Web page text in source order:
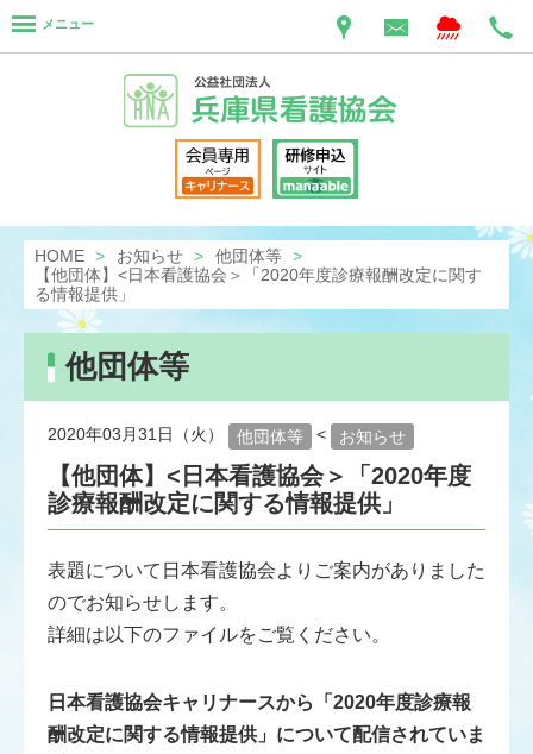
メニュー
HOME お知らせ
他団体等
【他団体】<日本看護協会＞「2020年度診療報酬改定に関す
る情報提供」
他団体等
2020年03月31日（火） 他団体等 < お知らせ
【他団体】<日本看護協会＞「2020年度
診療報酬改定に関する情報提供」
表題について日本看護協会よりご案内がありました
のでお知らせします。
詳細は以下のファイルをご覧ください。
日本看護協会キャリナースから「2020年度診療報
酬改定に関する情報提供」について配信されていま